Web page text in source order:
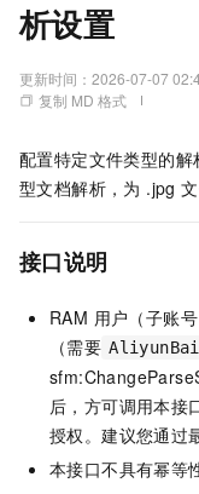
析设置
更新时间： 2026-07-07
复制 MD 格式
配置特定文件类型的
型文档解析，为 .jpg
接口说明
RAM 用户（子账
（需要
后，方可调用本接
授权。建议您通过
本接口不具有幂等